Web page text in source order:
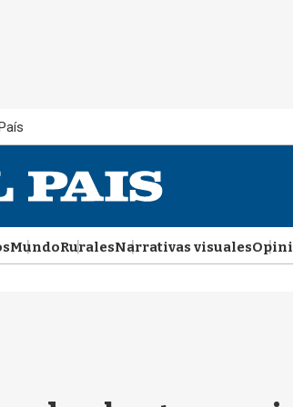
MundoRuralesNarrativas visuales